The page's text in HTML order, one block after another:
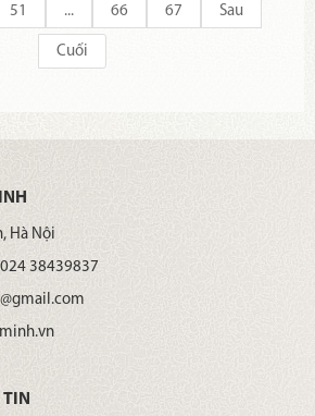
51 ... 66 67 Sau
Cuối
Hà Nội
024 38439837